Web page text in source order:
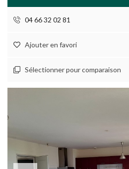
04 66 32 02 81
Ajouter en favori
Sélectionner pour comparaison